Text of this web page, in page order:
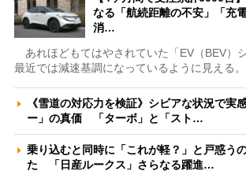
なる「航続距離の不安」「充
消…
あれほどもてはやされていた「EV（BEV）
最近では減速基調になっているように見える
《雪道の対応力を検証》シビアな状況で実
ー」の真価 「ターボ」と「スト…
乗り込むと同時に「これが軽？」と戸惑う
た 「日産ルークス」さらなる躍進…